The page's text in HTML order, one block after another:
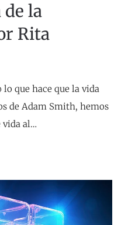
la
Rita
que hace que la vida
de Adam Smith, hemos
vida al…